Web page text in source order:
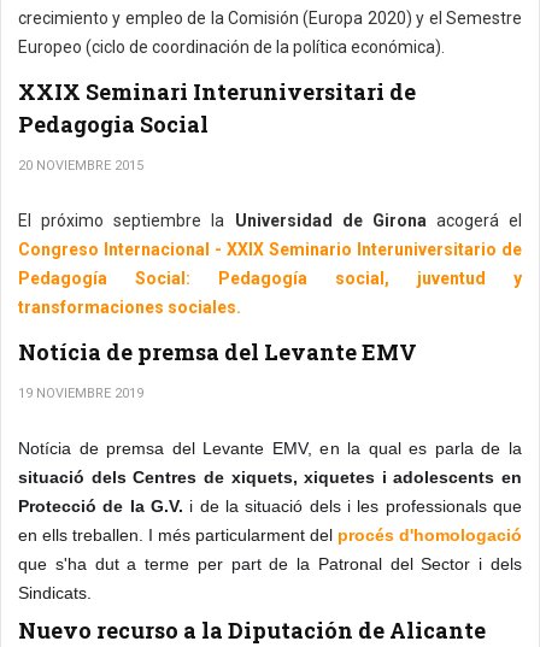
crecimiento y empleo de la Comisión (Europa 2020) y el Semestre
Europeo (ciclo de coordinación de la política económica).
XXIX Seminari Interuniversitari de
Pedagogia Social
20 NOVIEMBRE 2015
El próximo septiembre la Universidad de Girona acogerá el
Congreso Internacional - XXIX Seminario Interuniversitario de
Pedagogía Social: Pedagogía social, juventud y
transformaciones sociales.
Notícia de premsa del Levante EMV
19 NOVIEMBRE 2019
Notícia de premsa del Levante EMV, en la qual es parla de la
situació dels Centres de xiquets, xiquetes i adolescents en
Protecció de la G.V. i de la situació dels i les professionals que
en ells treballen. I més particularment del procés d'homologació
que s'ha dut a terme per part de la Patronal del Sector i dels
Sindicats.
Nuevo recurso a la Diputación de Alicante